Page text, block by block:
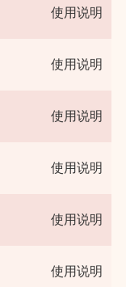
使用说明
使用说明
使用说明
使用说明
使用说明
使用说明